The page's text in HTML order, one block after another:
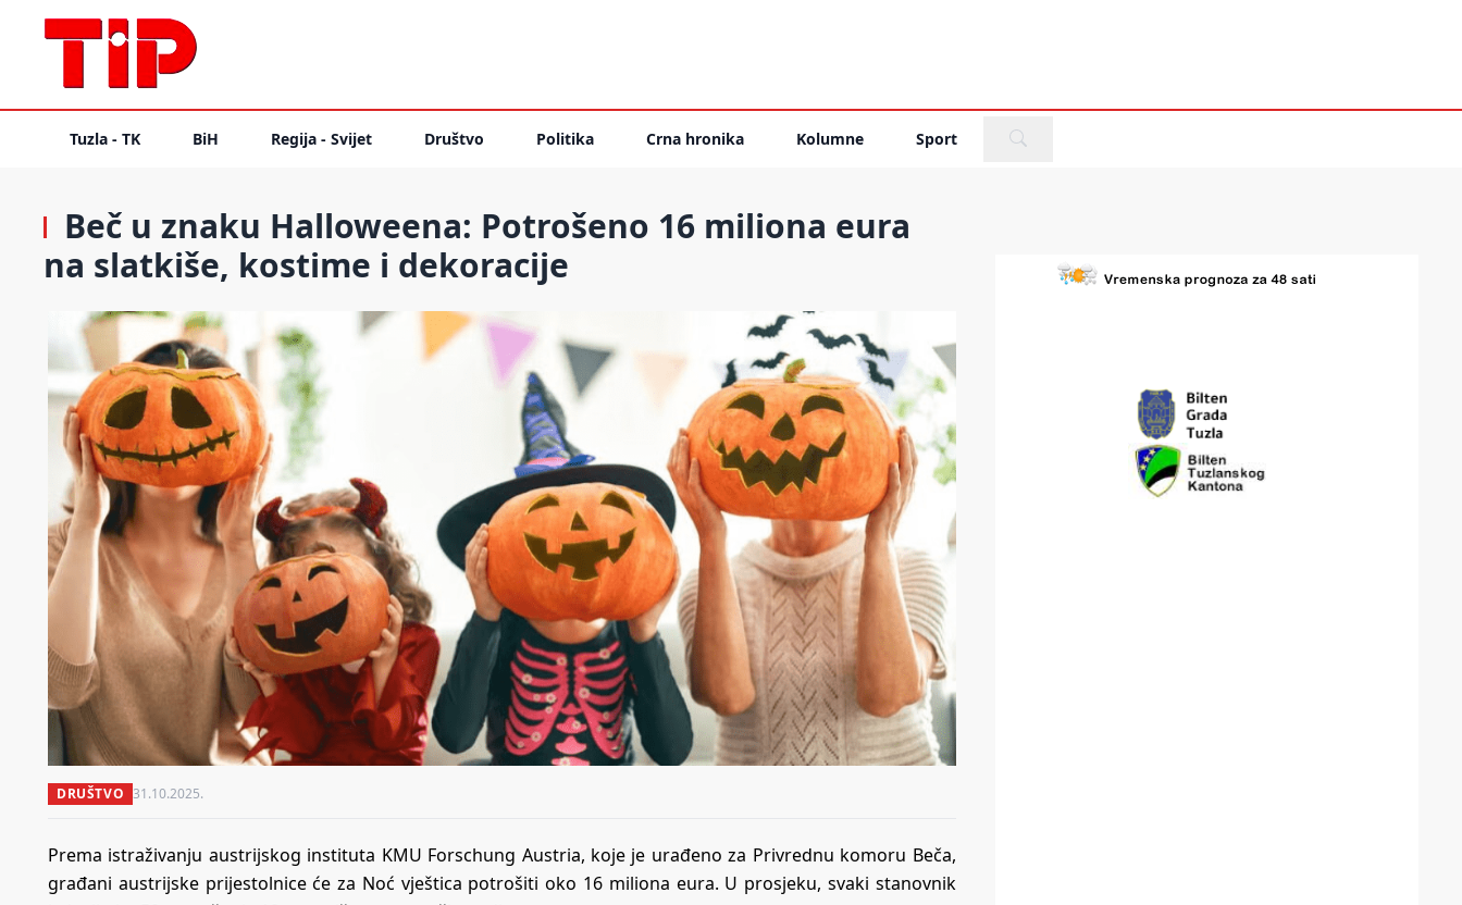
Tuzla - TK BiH Regija - Svijet Društvo Politika Crna hronika Kolumne Sport
Beč u znaku Halloweena: Potrošeno 16 miliona eura
na slatkiše, kostime i dekoracije
DRUŠTVO 31.10.2025.
Prema istraživanju austrijskog instituta KMU Forschung Austria, koje je urađeno za Privrednu komoru Beča,
građani austrijske prijestolnice će za Noć vještica potrošiti oko 16 miliona eura. U prosjeku, svaki stanovnik